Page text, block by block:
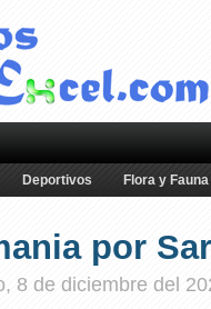
Deportivos Flora y Fauna
por
8 de diciembre del